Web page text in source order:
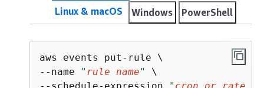
Linux & macOS Windows PowerShell
aws events put-rule \
--name
" rule name"
\